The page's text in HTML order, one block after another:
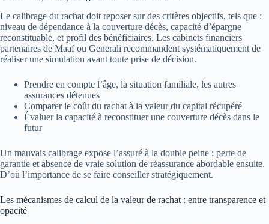
Le calibrage du rachat doit reposer sur des critères objectifs, tels que :
niveau de dépendance à la couverture décès, capacité d’épargne
reconstituable, et profil des bénéficiaires. Les cabinets financiers
partenaires de Maaf ou Generali recommandent systématiquement de
réaliser une simulation avant toute prise de décision.
Prendre en compte l’âge, la situation familiale, les autres
assurances détenues
Comparer le coût du rachat à la valeur du capital récupéré
Évaluer la capacité à reconstituer une couverture décès dans le
futur
Un mauvais calibrage expose l’assuré à la double peine : perte de
garantie et absence de vraie solution de réassurance abordable ensuite.
D’où l’importance de se faire conseiller stratégiquement.
Les mécanismes de calcul de la valeur de rachat : entre transparence et
opacité